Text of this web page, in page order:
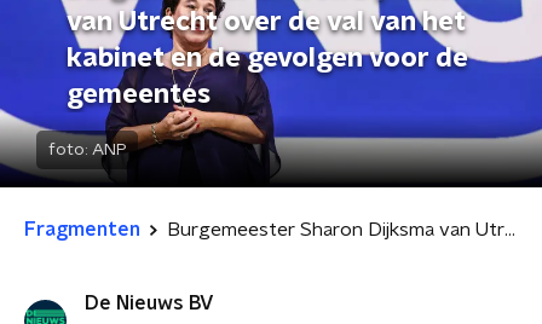
van Utrecht over de val van het
kabinet en de gevolgen voor de
gemeentes
foto: ANP
Fragmenten Burgemeester Sharon Dijksma van Utrecht over de val van het kabinet en de gevolgen voor de gemeentes
De Nieuws BV